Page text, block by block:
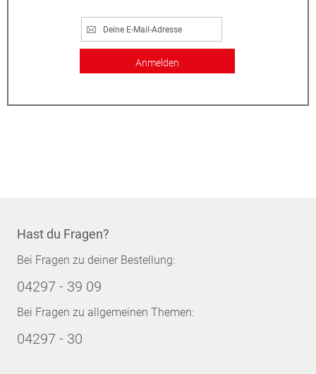
Anmelden
Hast du Fragen?
Bei Fragen zu deiner Bestellung:
04297 - 39 09
Bei Fragen zu allgemeinen Themen:
04297 - 30